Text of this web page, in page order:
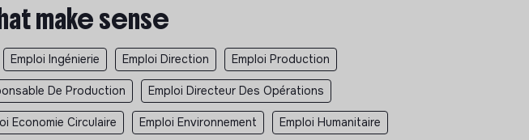
make sense
Emploi Ingénierie Emploi Direction Emploi Production
De Production Emploi Directeur Des Opérations
Economie Circulaire Emploi Environnement Emploi Humanitaire